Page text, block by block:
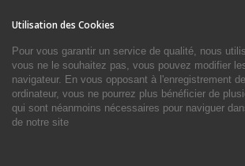
Utilisation des Cookies
Pour vous garantir un service de qualité, nous
vous ne le souhaitez pas, vous pouvez modifier
navigateur. En vous opposant à l'enregistrement
ordinateur, vous ne pourrez plus bénéficier de
qui sont néanmoins nécessaires pour naviguer
de notre site